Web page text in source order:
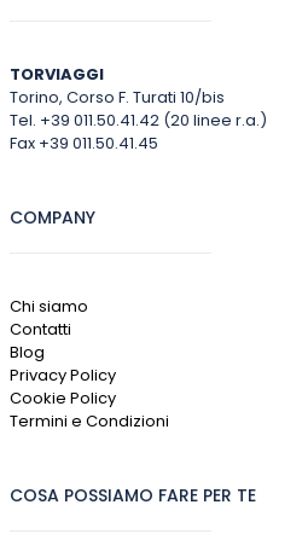
TORVIAGGI
Torino, Corso F. Turati 10/bis
Tel. +39 011.50.41.42 (20 linee r.a.)
Fax +39 011.50.41.45
COMPANY
Chi siamo
Contatti
Blog
Privacy Policy
Cookie Policy
Termini e Condizioni
COSA POSSIAMO FARE PER TE